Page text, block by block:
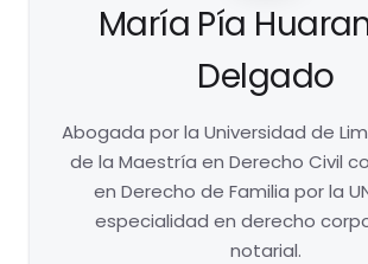
María Pía
Delgado
Abogada por la Universidad de
de la Maestría en Derecho Civil
en Derecho de Familia por la
especialidad en derecho
notarial.